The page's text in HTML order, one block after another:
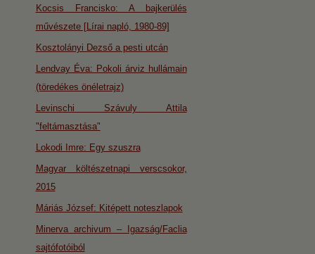
Kocsis Francisko: A bajkerülés
művészete [Lírai napló, 1980-89]
Kosztolányi Dezső a pesti utcán
Lendvay Éva: Pokoli árviz hullámain
(töredékes önéletrajz)
Levinschi Szávuly Attila
"feltámasztása"
Lokodi Imre: Egy szuszra
Magyar költészetnapi verscsokor,
2015
Máriás József: Kitépett noteszlapok
Minerva archivum – Igazság/Faclia
sajtófotóiból